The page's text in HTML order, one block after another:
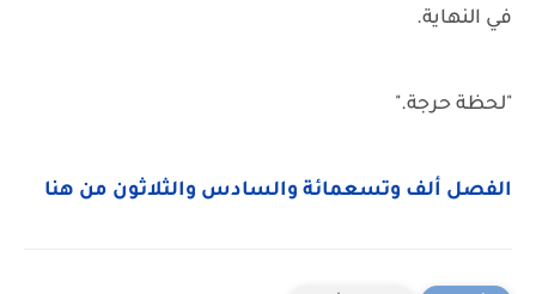
في النهاية.
"لحظة حرجة."
الفصل ألف وتسعمائة والسادس والثلاثون من هنا